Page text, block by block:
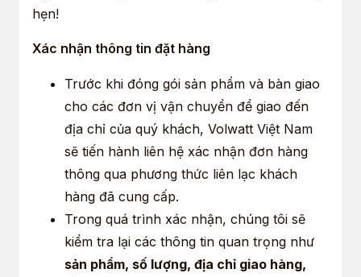
hẹn!
Xác nhận thông tin đặt hàng
Trước khi đóng gói sản phẩm và bàn giao
cho các đơn vị vận chuyển để giao đến
địa chỉ của quý khách, Volwatt Việt Nam
sẽ tiến hành liên hệ xác nhận đơn hàng
thông qua phương thức liên lạc khách
hàng đã cung cấp.
Trong quá trình xác nhận, chúng tôi sẽ
kiểm tra lại các thông tin quan trọng như
sản phẩm, số lượng, địa chỉ giao hàng,